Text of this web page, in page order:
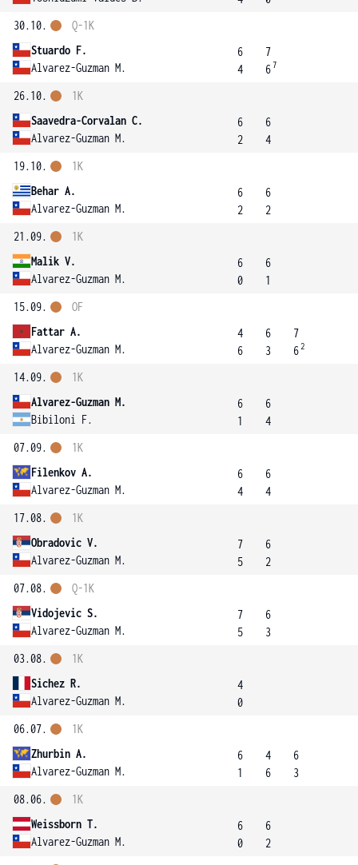
30.10.
Stuardo F.
Alvarez-Guzman M.
Q-1K
6
4
7
67
26.10.
Saavedra-Corvalan C.
Alvarez-Guzman M.
1K
6
2
6
4
19.10.
Behar A.
Alvarez-Guzman M.
1K
6
2
6
2
21.09.
Malik V.
Alvarez-Guzman M.
1K
6
0
6
1
15.09.
Fattar A.
Alvarez-Guzman M.
OF
4
6
6
3
7
62
14.09.
Alvarez-Guzman M.
Bibiloni F.
1K
6
1
6
4
07.09.
Filenkov A.
Alvarez-Guzman M.
1K
6
4
6
4
17.08.
Obradovic V.
Alvarez-Guzman M.
1K
7
5
6
2
07.08.
Vidojevic S.
Alvarez-Guzman M.
Q-1K
7
5
6
3
03.08.
Sichez R.
Alvarez-Guzman M.
1K
4
0
06.07.
Zhurbin A.
Alvarez-Guzman M.
1K
6
1
4
6
6
3
08.06.
Weissborn T.
Alvarez-Guzman M.
1K
6
0
6
2